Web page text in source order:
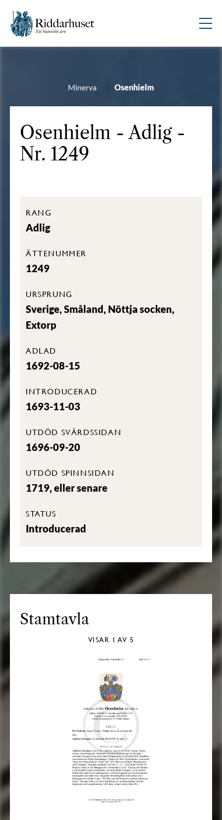
Minerva Osenhielm
Osenhielm - Adlig -
Nr. 1249
RANG
Adlig
ÄTTENUMMER
1249
URSPRUNG
Sverige, Småland, Nöttja socken,
Extorp
ADLAD
1692-08-15
INTRODUCERAD
1693-11-03
UTDÖD SVÄRDSSIDAN
1696-09-20
UTDÖD SPINNSIDAN
1719, eller senare
STATUS
Introducerad
Stamtavla
VISAR 1 AV 5